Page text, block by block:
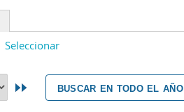
Seleccionar
buscar en todo el año